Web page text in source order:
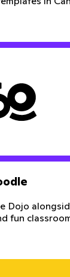
Dojo
fun